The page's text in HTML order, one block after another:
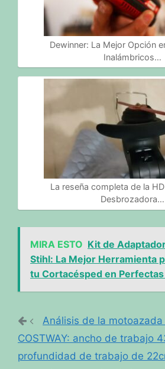
Dewinner: La Mejor Opción
Inalámbricos…
La reseña completa de la
Desbrozadora…
MIRA ESTO Kit de
Stihl: La Mejor Herramienta
tu Cortacésped en
Análisis de la
COSTWAY: ancho de trabajo
profundidad de trabajo de